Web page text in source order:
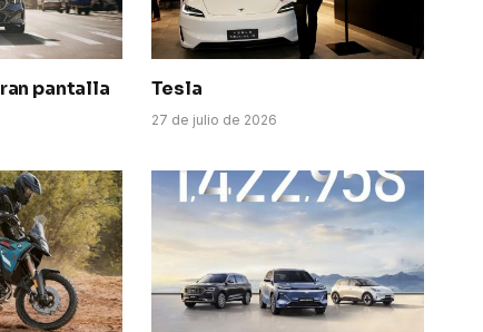
pantalla Tesla
27 de julio de 2026